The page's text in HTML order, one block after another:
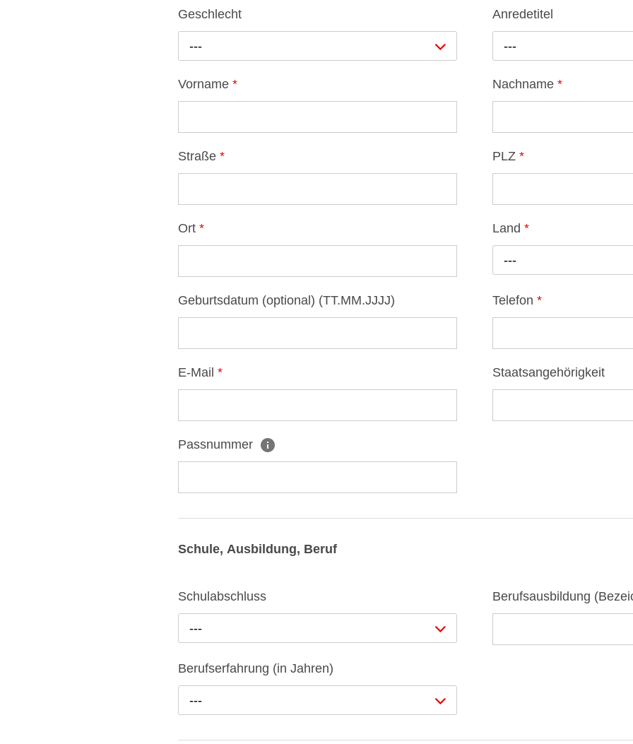
Geschlecht
---
Anredetitel
---
Vorname * Nachname*
Straße * PLZ*
Ort * Land*
---
Geburtsdatum (optional) (TT.MM.JJJJ) Telefon*
E-Mail * Staatsangehörigkeit
Passnummer
Schule, Ausbildung, Beruf
Schulabschluss
---
Berufsausbildung
Berufserfahrung (in Jahren)
---